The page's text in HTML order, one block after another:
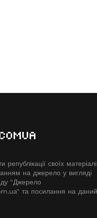
своїх
на джерело у вигляді
"Джерело
та посилання на даний